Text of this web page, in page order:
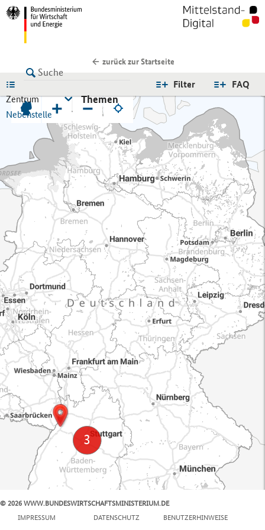
zurück zur Startseite
FAQ
Filter
Zentrum
Nebenstelle
Themen
+ −
© 2026 WWW.BUNDESWIRTSCHAFTSMINISTERIUM.DE
IMPRESSUM
DATENSCHUTZ BENUTZERHINWEISE